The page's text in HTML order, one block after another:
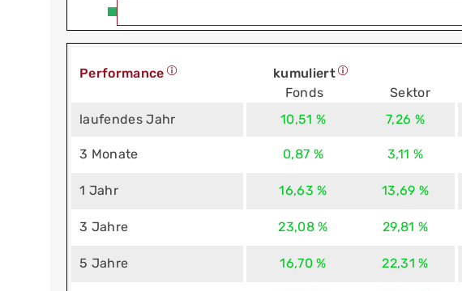
Performance
kumuliert
Fonds
Sektor
laufendes Jahr 10,51 % 7,26 %
3 Monate 0,87 % 3,11 %
1 Jahr 16,63 % 13,69 %
3 Jahre 23,08 % 29,81 %
5 Jahre 16,70 % 22,31 %